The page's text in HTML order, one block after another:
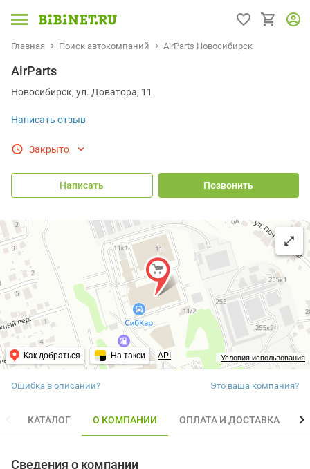
Главная Поиск автокомпаний AirParts Новосибирск
AirParts
Новосибирск, ул. Доватора, 11
Написать отзыв
Закрыто
Написать Позвонить
Условия использования
Как добраться На такси API
Ошибка в описании? Это ваша компания?
КАТАЛОГ О КОМПАНИИ ОПЛАТА И ДОСТАВКА
Сведения о компании